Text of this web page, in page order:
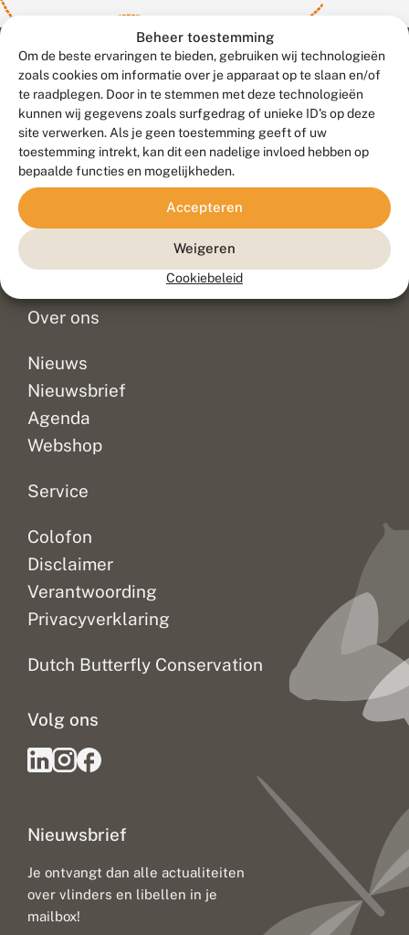
Beheer toestemming
Om de beste ervaringen te bieden, gebruiken wij technologieën
zoals cookies om informatie over je apparaat op te slaan en/of
te raadplegen. Door in te stemmen met deze technologieën
kunnen wij gegevens zoals surfgedrag of unieke ID's op deze
site verwerken. Als je geen toestemming geeft of uw
toestemming intrekt, kan dit een nadelige invloed hebben op
bepaalde functies en mogelijkheden.
Accepteren
Weigeren
Cookiebeleid
Contact
Veelgestelde vragen
Doneer
Over ons
Nieuws
Nieuwsbrief
Agenda
Webshop
Service
Colofon
Disclaimer
Verantwoording
Privacyverklaring
Dutch Butterfly Conservation
Nieuwsbrief
Je ontvangt dan alle actualiteiten
over vlinders en libellen in je
mailbox!
Volg ons
Meld waarnemingen© 2026 Vlinderstichting
Duurzaam ontwikkeld door
Go2People
, ontworpen door
Blue Field Agency
Privacy
Disclaimer
Sitemap